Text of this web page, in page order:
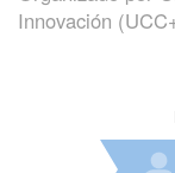
Innovación